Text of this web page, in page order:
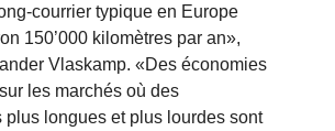
courrier typique en Europe
150’000 kilomètres par an»,
Vlaskamp. «Des économies
les marchés où des
plus longues et plus lourdes sont